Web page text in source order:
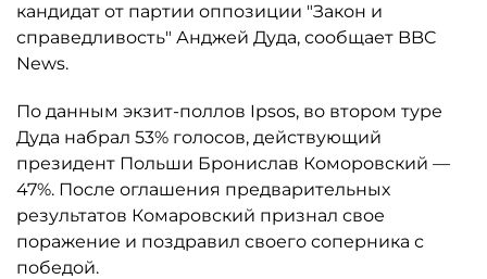
кандидат от партии оппозиции "Закон и
справедливость" Анджей Дуда, сообщает BBC
News.
По данным экзит-поллов Ipsos, во втором туре
Дуда набрал 53% голосов, действующий
президент Польши Бронислав Коморовский —
47%. После оглашения предварительных
результатов Комаровский признал свое
поражение и поздравил своего соперника с
победой.